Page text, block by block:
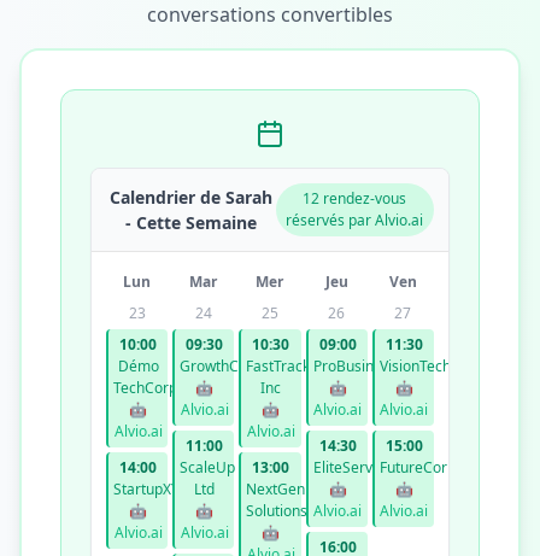
conversations convertibles
Calendrier de Sarah
- Cette Semaine
12 rendez-vous
réservés par Alvio.ai
Lun Mar Mer Jeu
Ven
23
10:00
Démo
TechCorp
🤖
Alvio.ai
14:00
StartupXYZ
🤖
Alvio.ai
24
09:30
GrowthCo
🤖
Alvio.ai
11:00
ScaleUp
Ltd
🤖
Alvio.ai
25
10:30
FastTrack
Inc
🤖
Alvio.ai
13:00
NextGen
Solutions
🤖
26
09:00
ProBusiness
🤖
Alvio.ai
14:30
EliteServices
🤖
Alvio.ai
16:00
27
11:30
VisionTech
🤖
Alvio.ai
15:00
FutureCorp
🤖
Alvio.ai